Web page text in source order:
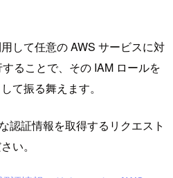
して任意の AWS サービスに対
ることで、その IAM ロールを
て振る舞えます。
認証情報を取得するリクエスト
い。